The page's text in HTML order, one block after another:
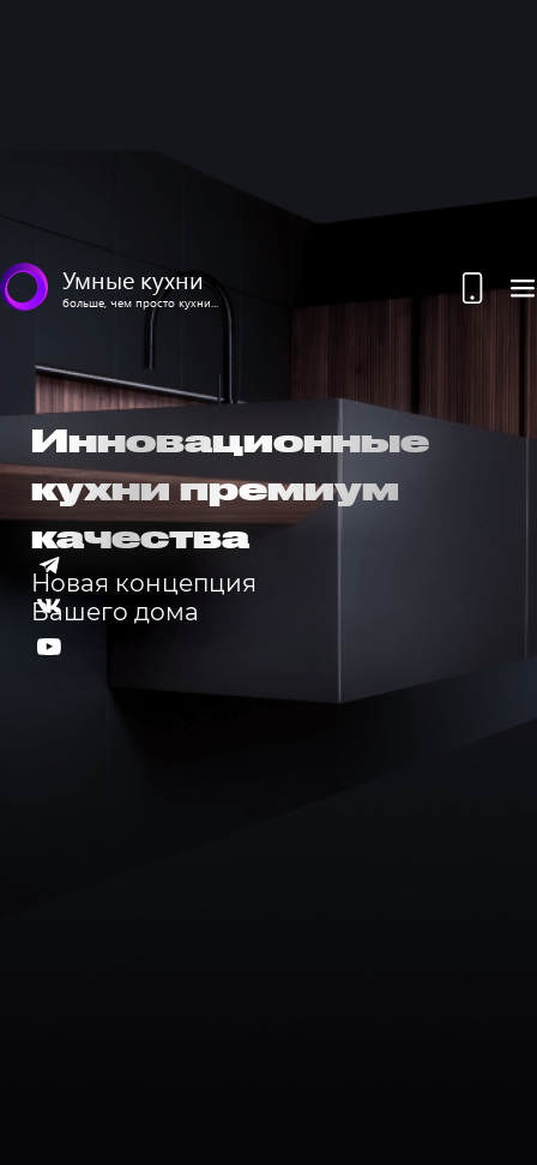
Умные кухни
больше, чем просто кухни...
Инновационные
кухни премиум
качества
Новая концепция
Вашего дома